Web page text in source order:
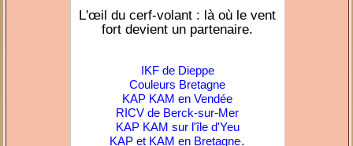
L'œil du cerf-volant : là où le vent
fort devient un partenaire.
IKF de Dieppe
Couleurs Bretagne
KAP KAM en Vendée
RICV de Berck-sur-Mer
KAP KAM sur l'île d'Yeu
KAP et KAM en Bretagne.